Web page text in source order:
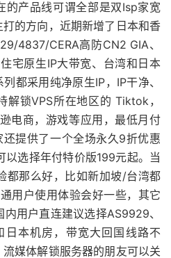
的产品线可谓全部是双Isp家宽
的方向，近期新增了日本和香
4837/CERA高防CN2 GIA、
宅原生IP大带宽、台湾和日本
列都采用纯净原生IP，IP干净、
锁VPS所在地区的 Tiktok，
电商，游戏等应用，最低月付
提供了一个全场永久9折优惠
以选择年付特价版199元起。当
都那么好，比如新加坡/台湾都
用户使用体验会好一些，其它
用户直连建议选择AS9929、
日本机房，带宽大回国线路不
媒体解锁服务器的朋友可以关